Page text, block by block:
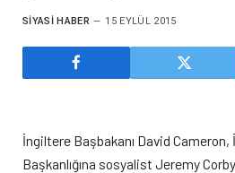
SIYASI HABER 15 EYLÜL 2015
İngiltere Başbakanı David
Başkanlığına sosyalist Jeremy